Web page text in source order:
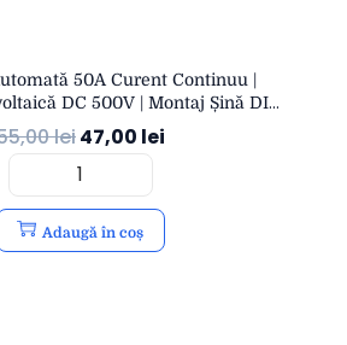
50A Curent Continuu |
DC 500V | Montaj Șină DIN
IP20 | OPEN
lei47,00 lei
Adaugă în coș